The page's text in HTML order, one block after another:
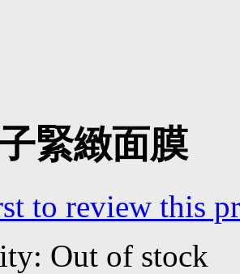
緊緻面膜
to review this
Out of stock